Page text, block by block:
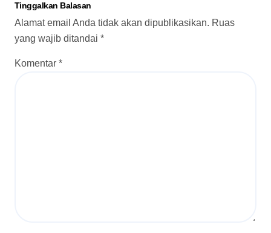
Tinggalkan Balasan
Alamat email Anda tidak akan dipublikasikan. Ruas
yang wajib ditandai *
Komentar *